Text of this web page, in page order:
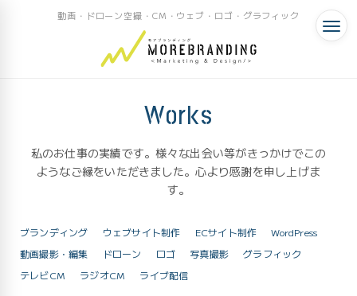
動画・ドローン空撮・CM・ウェブ・ロゴ・グラフィック
Works
私のお仕事の実績です。様々な出会い等がきっかけでこの
ようなご縁をいただきました。心より感謝を申し上げま
す。
ブランディング ウェブサイト制作 ECサイト制作
WordPress
動画撮影・編集
ドローン ロゴ 写真撮影
グラフィック
テレビCM
ラジオCM ライブ配信